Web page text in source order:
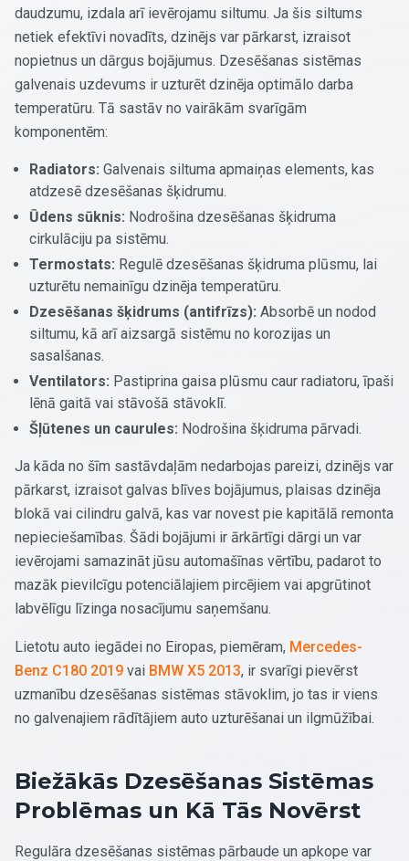
daudzumu, izdala arī ievērojamu siltumu. Ja šis siltums
netiek efektīvi novadīts, dzinējs var pārkarst, izraisot
nopietnus un dārgus bojājumus. Dzesēšanas sistēmas
galvenais uzdevums ir uzturēt dzinēja optimālo darba
temperatūru. Tā sastāv no vairākām svarīgām
komponentēm:
Radiators: Galvenais siltuma apmaiņas elements, kas
atdzesē dzesēšanas šķidrumu.
Ūdens sūknis: Nodrošina dzesēšanas šķidruma
cirkulāciju pa sistēmu.
Termostats: Regulē dzesēšanas šķidruma plūsmu, lai
uzturētu nemainīgu dzinēja temperatūru.
Dzesēšanas šķidrums (antifrīzs): Absorbē un nodod
siltumu, kā arī aizsargā sistēmu no korozijas un
sasalšanas.
Ventilators: Pastiprina gaisa plūsmu caur radiatoru, īpaši
lēnā gaitā vai stāvošā stāvoklī.
Šļūtenes un caurules: Nodrošina šķidruma pārvadi.
Ja kāda no šīm sastāvdaļām nedarbojas pareizi, dzinējs var
pārkarst, izraisot galvas blīves bojājumus, plaisas dzinēja
blokā vai cilindru galvā, kas var novest pie kapitālā remonta
nepieciešamības. Šādi bojājumi ir ārkārtīgi dārgi un var
ievērojami samazināt jūsu automašīnas vērtību, padarot to
mazāk pievilcīgu potenciālajiem pircējiem vai apgrūtinot
labvēlīgu līzinga nosacījumu saņemšanu.
Lietotu auto iegādei no Eiropas, piemēram, Mercedes-
Benz C180 2019 vai BMW X5 2013, ir svarīgi pievērst
uzmanību dzesēšanas sistēmas stāvoklim, jo tas ir viens
no galvenajiem rādītājiem auto uzturēšanai un ilgmūžībai.
Biežākās Dzesēšanas Sistēmas
Problēmas un Kā Tās Novērst
Regulāra dzesēšanas sistēmas pārbaude un apkope var